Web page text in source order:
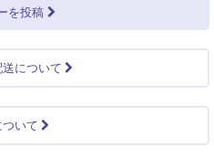
を投稿
について
いて